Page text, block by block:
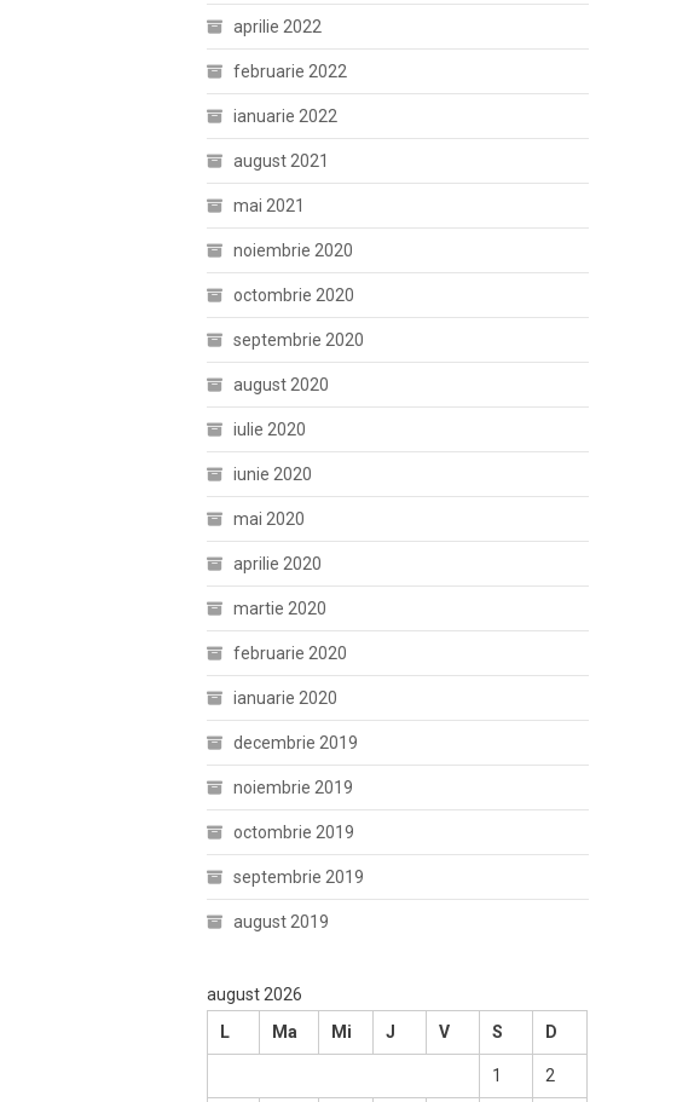
aprilie 2022
februarie 2022
ianuarie 2022
august 2021
mai 2021
noiembrie 2020
octombrie 2020
septembrie 2020
august 2020
iulie 2020
iunie 2020
mai 2020
aprilie 2020
martie 2020
februarie 2020
ianuarie 2020
decembrie 2019
noiembrie 2019
octombrie 2019
septembrie 2019
august 2019
august 2026
L
Ma Mi J V S D
1 2